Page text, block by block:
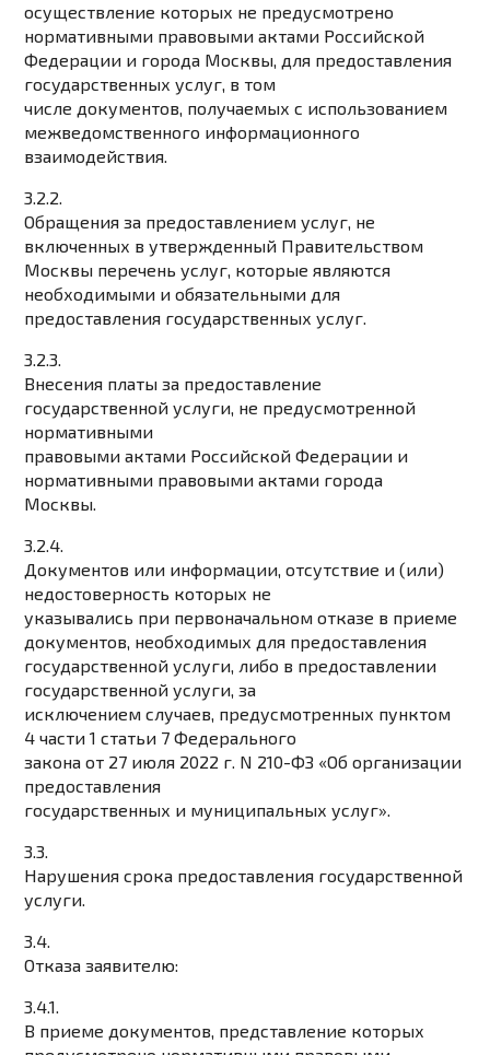
осуществление которых не предусмотрено
нормативными правовыми актами Российской
Федерации и города Москвы, для предоставления
государственных услуг, в том
числе документов, получаемых с использованием
межведомственного информационного
взаимодействия.
3.2.2.
Обращения за предоставлением услуг, не
включенных в утвержденный Правительством
Москвы перечень услуг, которые являются
необходимыми и обязательными для
предоставления государственных услуг.
3.2.3.
Внесения платы за предоставление
государственной услуги, не предусмотренной
нормативными
правовыми актами Российской Федерации и
нормативными правовыми актами города
Москвы.
3.2.4.
Документов или информации, отсутствие и (или)
недостоверность которых не
указывались при первоначальном отказе в приеме
документов, необходимых для предоставления
государственной услуги, либо в предоставлении
государственной услуги, за
исключением случаев, предусмотренных пунктом
4 части 1 статьи 7 Федерального
закона от 27 июля 2022 г. N 210-ФЗ «Об организации
предоставления
государственных и муниципальных услуг».
3.3.
Нарушения срока предоставления государственной
услуги.
3.4.
Отказа заявителю:
3.4.1.
В приеме документов, представление которых